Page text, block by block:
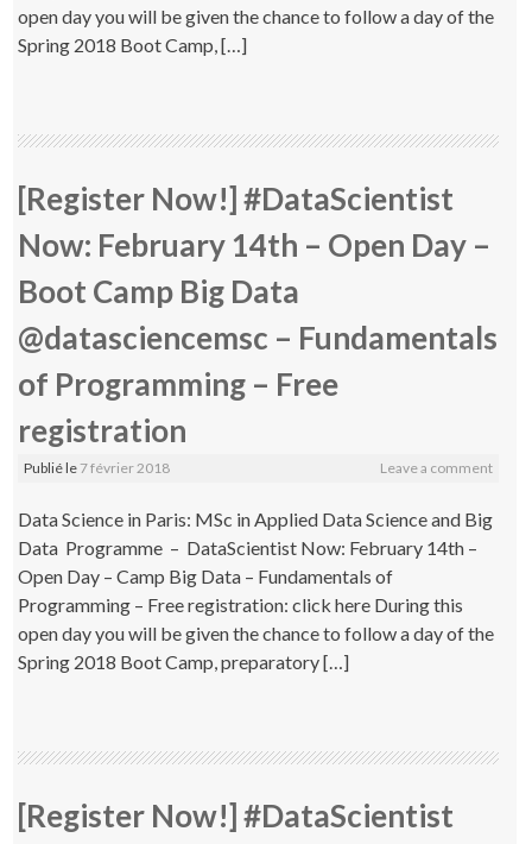
open day you will be given the chance to follow a day of the
Spring 2018 Boot Camp, […]
[Register Now!] #DataScientist
Now: February 14th – Open Day –
Boot Camp Big Data
@datasciencemsc – Fundamentals
of Programming – Free
registration
Publié le7 février 2018 Leave a comment
Data Science in Paris: MSc in Applied Data Science and Big
Data Programme – DataScientist Now: February 14th –
Open Day – Camp Big Data – Fundamentals of
Programming – Free registration: click here During this
open day you will be given the chance to follow a day of the
Spring 2018 Boot Camp, preparatory […]
[Register Now!] #DataScientist